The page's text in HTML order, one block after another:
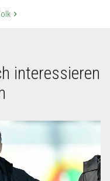
keyboard_arrow_right
interessieren